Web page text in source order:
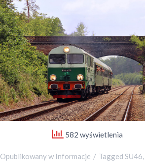
582 wyświetlenia
Opublikowany w Informacje Tagged SU46,